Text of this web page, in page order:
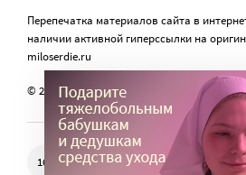
Перепечатка материалов сайта в
наличии активной гиперссылки на
miloserdie.ru
© 2024 – 2026. Милосердие.ru
16+
Свидетельство о регистрации СМИ Эл №
федеральной службой по надзору в